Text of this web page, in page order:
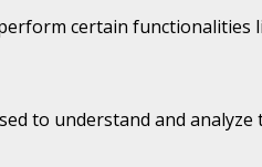
certain
to understand and